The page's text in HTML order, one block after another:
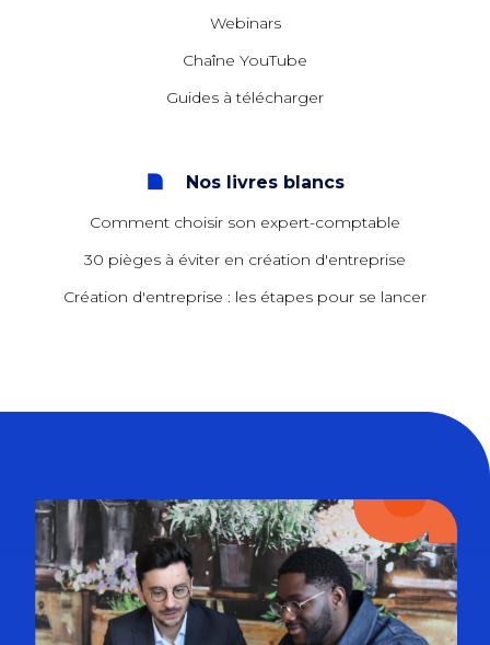
Webinars
Chaîne YouTube
Guides à télécharger
Nos livres blancs
Comment choisir son expert-comptable
30 pièges à éviter en création d'entreprise
Création d'entreprise : les étapes pour se lancer